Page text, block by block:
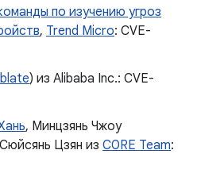
по изучению угроз
, Trend Micro: CVE-
) из Alibaba Inc.: CVE-
, Минцзянь Чжоу
Цзян из C0RE Team: